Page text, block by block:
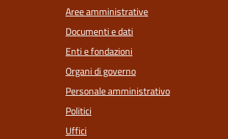
Aree amministrative
Documenti e dati
Enti e fondazioni
Organi di governo
Personale amministrativo
Politici
Uffici